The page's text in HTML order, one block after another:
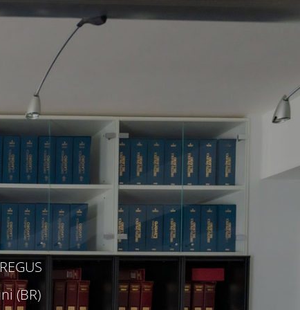
(BR)